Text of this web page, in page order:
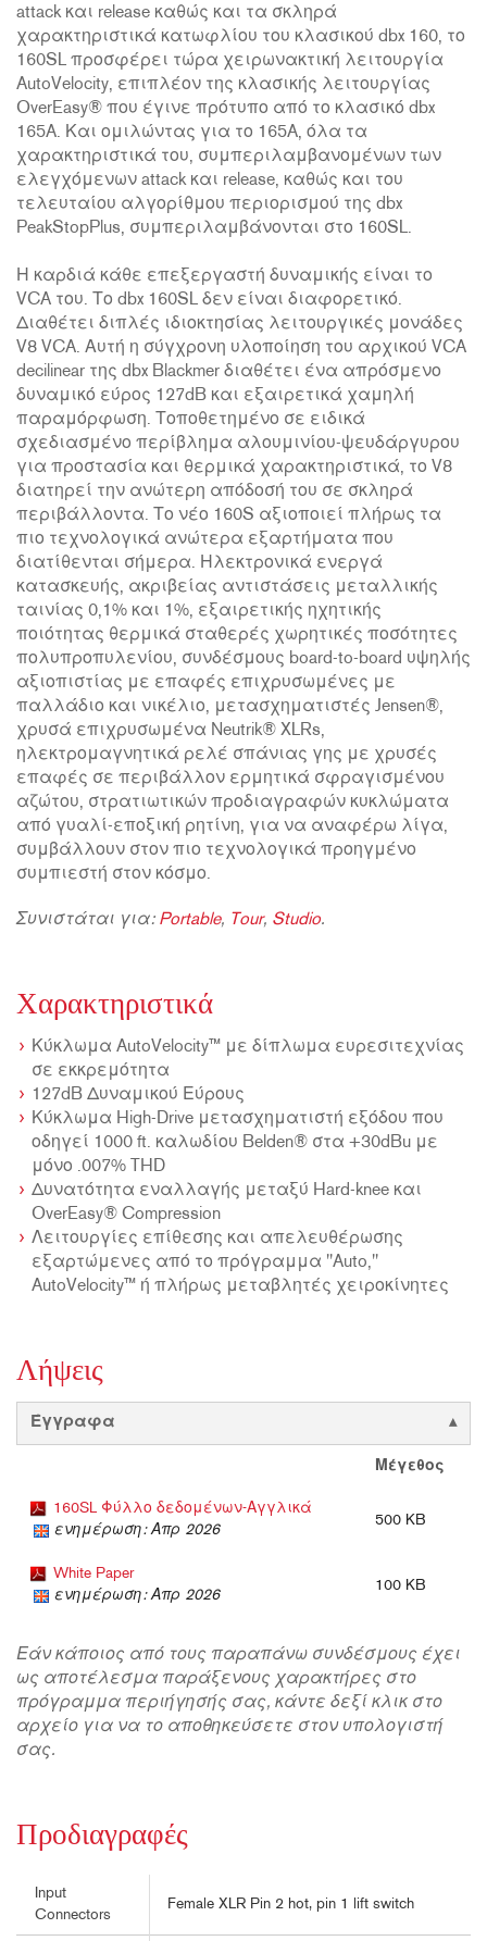
attack και release καθώς και τα σκληρά
χαρακτηριστικά κατωφλίου του κλασικού dbx 160, το
160SL προσφέρει τώρα χειρωνακτική λειτουργία
AutoVelocity, επιπλέον της κλασικής λειτουργίας
OverEasy® που έγινε πρότυπο από το κλασικό dbx
165A. Και ομιλώντας για το 165A, όλα τα
χαρακτηριστικά του, συμπεριλαμβανομένων των
ελεγχόμενων attack και release, καθώς και του
τελευταίου αλγορίθμου περιορισμού της dbx
PeakStopPlus, συμπεριλαμβάνονται στο 160SL.
Η καρδιά κάθε επεξεργαστή δυναμικής είναι το
VCA του. Το dbx 160SL δεν είναι διαφορετικό.
Διαθέτει διπλές ιδιοκτησίας λειτουργικές μονάδες
V8 VCA. Αυτή η σύγχρονη υλοποίηση του αρχικού VCA
decilinear της dbx Blackmer διαθέτει ένα απρόσμενο
δυναμικό εύρος 127dB και εξαιρετικά χαμηλή
παραμόρφωση. Τοποθετημένο σε ειδικά
σχεδιασμένο περίβλημα αλουμινίου-ψευδάργυρου
για προστασία και θερμικά χαρακτηριστικά, το V8
διατηρεί την ανώτερη απόδοσή του σε σκληρά
περιβάλλοντα. Το νέο 160S αξιοποιεί πλήρως τα
πιο τεχνολογικά ανώτερα εξαρτήματα που
διατίθενται σήμερα. Ηλεκτρονικά ενεργά
κατασκευής, ακριβείας αντιστάσεις μεταλλικής
ταινίας 0,1% και 1%, εξαιρετικής ηχητικής
ποιότητας θερμικά σταθερές χωρητικές ποσότητες
πολυπροπυλενίου, συνδέσμους board-to-board υψηλής
αξιοπιστίας με επαφές επιχρυσωμένες με
παλλάδιο και νικέλιο, μετασχηματιστές Jensen®,
χρυσά επιχρυσωμένα Neutrik® XLRs,
ηλεκτρομαγνητικά ρελέ σπάνιας γης με χρυσές
επαφές σε περιβάλλον ερμητικά σφραγισμένου
αζώτου, στρατιωτικών προδιαγραφών κυκλώματα
από γυαλί-εποξική ρητίνη, για να αναφέρω λίγα,
συμβάλλουν στον πιο τεχνολογικά προηγμένο
συμπιεστή στον κόσμο.
Συνιστάται για: Portable, Tour, Studio.
Χαρακτηριστικά
Κύκλωμα AutoVelocity™ με δίπλωμα ευρεσιτεχνίας
σε εκκρεμότητα
127dB Δυναμικού Εύρους
Κύκλωμα High-Drive μετασχηματιστή εξόδου που
οδηγεί 1000 ft. καλωδίου Belden® στα +30dBu με
μόνο .007% THD
Δυνατότητα εναλλαγής μεταξύ Hard-knee και
OverEasy® Compression
Λειτουργίες επίθεσης και απελευθέρωσης
εξαρτώμενες από το πρόγραμμα "Auto,"
AutoVelocity™ ή πλήρως μεταβλητές χειροκίνητες
Λήψεις
Έγγραφα
Μέγεθος
160SL Φύλλο δεδομένων-Αγγλικά
ενημέρωση: Απρ 2026
500 KB
White Paper
ενημέρωση: Απρ 2026
100 KB
Εάν κάποιος από τους παραπάνω συνδέσμους έχει
ως αποτέλεσμα παράξενους χαρακτήρες στο
πρόγραμμα περιήγησής σας, κάντε δεξί κλικ στο
αρχείο για να το αποθηκεύσετε στον υπολογιστή
σας.
Προδιαγραφές
Input
Connectors
Female XLR Pin 2 hot, pin 1 lift switch